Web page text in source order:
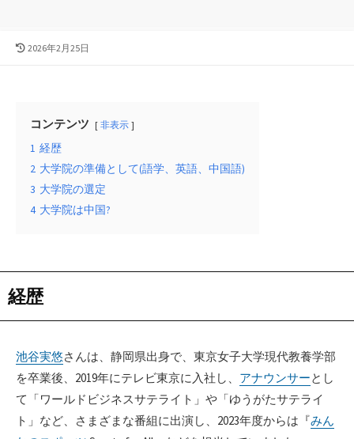
最
2026年2月25日
コンテンツ 非表示
1 経歴
2 大学院の準備として(語学、英語、中国語)
3 大学院の選定
4 大学院は中国?
経歴
池谷実悠さんは、静岡県出身で、東京女子大学現代教養学部
を卒業後、2019年にテレビ東京に入社し、 アナウンサーとし
て「ワールドビジネスサテライト」や「ゆうがたサテライ
ト」など、さまざまな番組に出演し、2023年度からは『みん